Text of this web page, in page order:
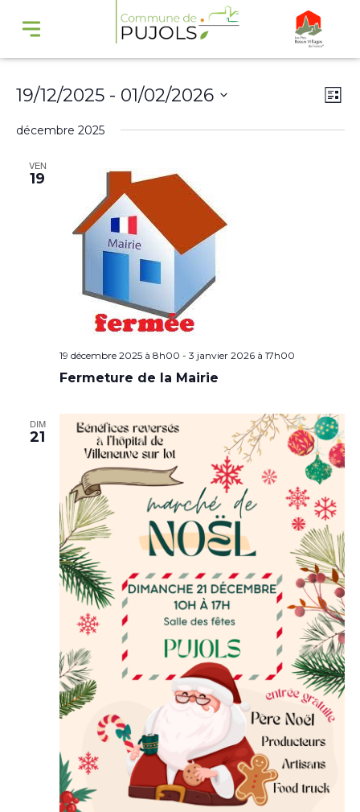
Liste
19/12/2025 - 01/02/2026
date.
décembre 2025
VEN
19
19 décembre 2025 à 8h00 - 3 janvier 2026 à 17h00
Fermeture de la Mairie
DIM
21